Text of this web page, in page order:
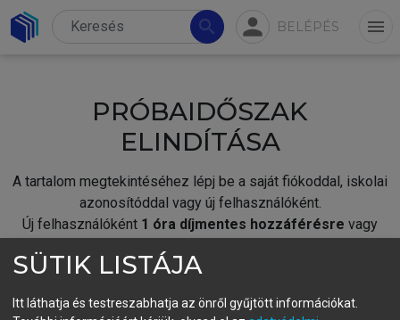
search person BELÉPÉS menu
PRÓBAIDŐSZAK
ELINDÍTÁSA
A tartalom megtekintéséhez lépj be a saját fiókoddal, iskolai
azonosítóddal vagy új felhasználóként.
Új felhasználóként 1 óra díjmentes hozzáférésre vagy
fiókoddal,vagy hozz létre új fiókot.
SÜTIK LISTÁJA
Itt láthatja és testreszabhatja az önről gyűjtött információkat.